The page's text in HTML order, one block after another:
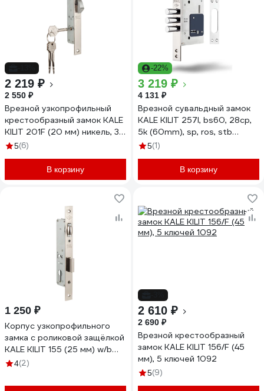
2 219 ₽
2 550 ₽
Врезной узкопрофильный
крестообразный замок KALE
KILIT 201F (20 мм) никель, 3
ключа 8061
5(6)
В корзину
-22%
3 219 ₽
4 131 ₽
Врезной сувальдный замок
KALE KILIT 257l, bs60, 28cp,
5k (60mm), sp, ros, stb
257L0000034
5(1)
В корзину
1 250 ₽
Корпус узкопрофильного
замка с роликовой защёлкой
KALE KILIT 155 (25 мм) w/b
никель 10231
4(2)
2 610 ₽
2 690 ₽
Врезной крестообразный
замок KALE KILIT 156/F (45
мм), 5 ключей 1092
5(9)